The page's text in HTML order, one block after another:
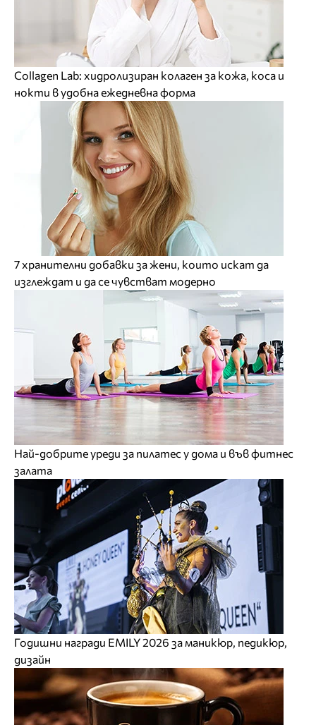
Collagen Lab: хидролизиран колаген за кожа, коса и
нокти в удобна ежедневна форма
7 хранителни добавки за жени, които искат да
изглеждат и да се чувстват модерно
Най-добрите уреди за пилатес у дома и във фитнес
залата
Годишни награди EMILY 2026 за маникюр, педикюр,
дизайн